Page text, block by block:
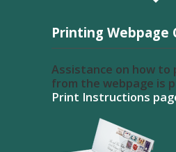
Printing Webpage
Assistance on how
from the webpage is
Print Instructions